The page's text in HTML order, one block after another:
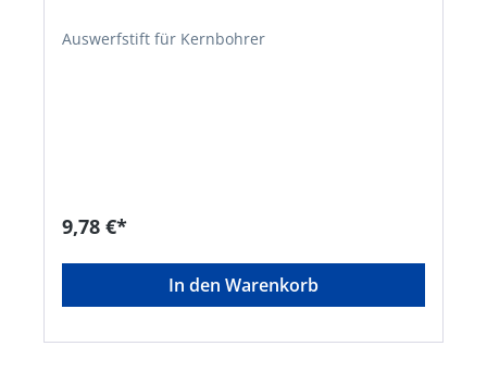
Auswerfstift für Kernbohrer
9,78 €*
In den Warenkorb